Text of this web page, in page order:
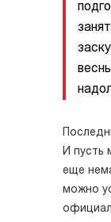
И пусть
еще
можно